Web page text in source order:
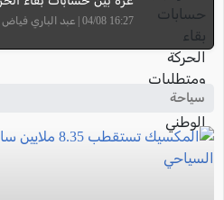
16:27 04/08 | عبد الباري فياض
سياحة